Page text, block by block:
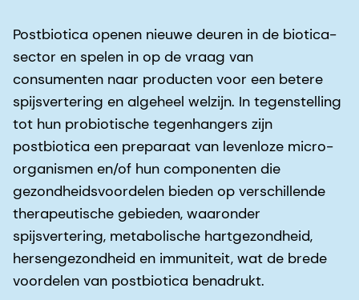
Postbiotica openen nieuwe deuren in de biotica-
sector en spelen in op de vraag van
consumenten naar producten voor een betere
spijsvertering en algeheel welzijn. In tegenstelling
tot hun probiotische tegenhangers zijn
postbiotica een preparaat van levenloze micro-
organismen en/of hun componenten die
gezondheidsvoordelen bieden op verschillende
therapeutische gebieden, waaronder
spijsvertering, metabolische hartgezondheid,
hersengezondheid en immuniteit, wat de brede
voordelen van postbiotica benadrukt.